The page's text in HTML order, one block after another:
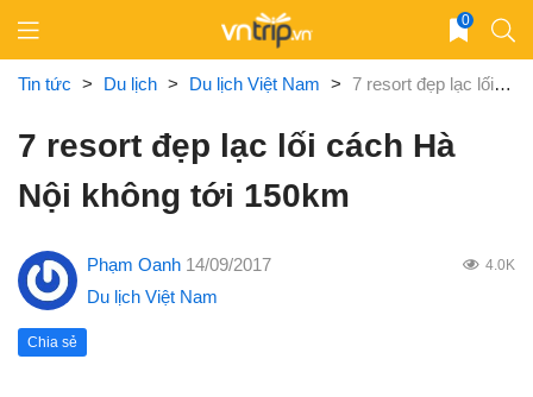
content
0
Tin tức > Du lịch > Du lịch Việt Nam > 7 resort đẹp lạc lối cách Hà Nội không tới 150km
7 resort đẹp lạc lối cách Hà
Nội không tới 150km
Phạm Oanh 14/09/2017 4.0K
Du lịch Việt Nam
Chia sẻ